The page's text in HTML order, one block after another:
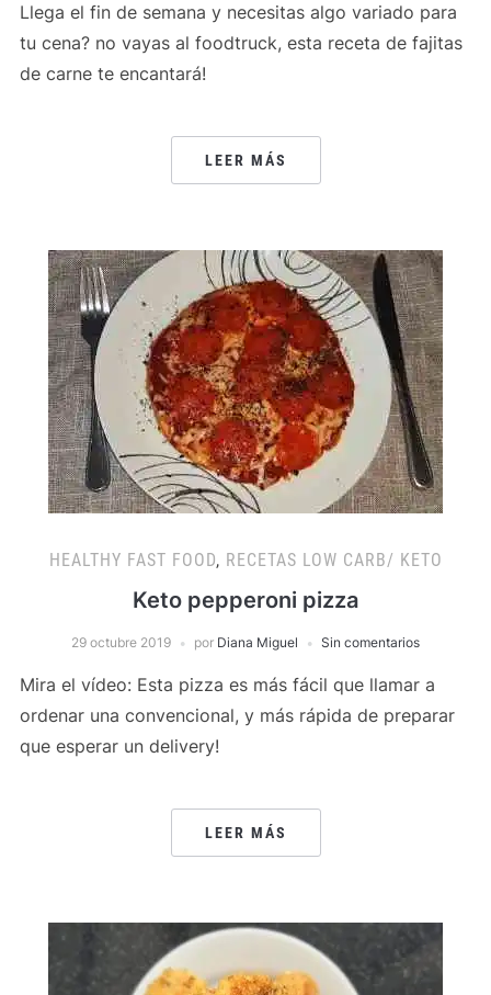
Llega el fin de semana y necesitas algo variado para
tu cena? no vayas al foodtruck, esta receta de fajitas
de carne te encantará!
LEER MÁS
HEALTHY FAST FOOD, RECETAS LOW CARB/ KETO
Keto pepperoni pizza
29 octubre 2019 por Diana Miguel Sin comentarios
Mira el vídeo: Esta pizza es más fácil que llamar a
ordenar una convencional, y más rápida de preparar
que esperar un delivery!
LEER MÁS